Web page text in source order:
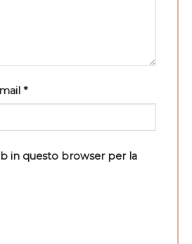
*
in questo browser per la